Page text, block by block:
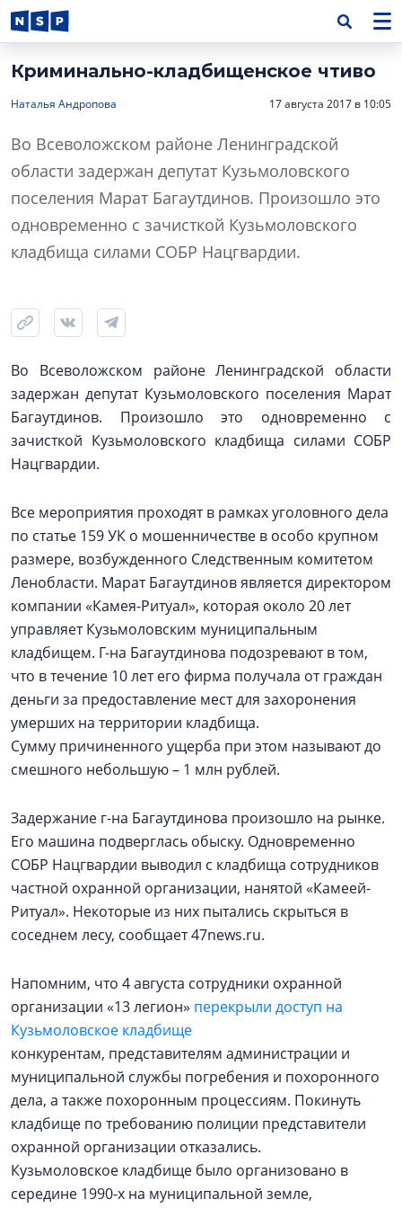
Криминально-кладбищенское чтиво
Наталья Андропова 17 августа 2017 в 10:05
Во Всеволожском районе Ленинградской
области задержан депутат Кузьмоловского
поселения Марат Багаутдинов. Произошло это
одновременно с зачисткой Кузьмоловского
кладбища силами СОБР Нацгвардии.
Во Всеволожском районе Ленинградской области
задержан депутат Кузьмоловского поселения Марат
Багаутдинов. Произошло это одновременно с
зачисткой Кузьмоловского кладбища силами СОБР
Нацгвардии.
Все мероприятия проходят в рамках уголовного дела
по статье 159 УК о мошенничестве в особо крупном
размере, возбужденного Следственным комитетом
Ленобласти. Марат Багаутдинов является директором
компании «Камея-Ритуал», которая около 20 лет
управляет Кузьмоловским муниципальным
кладбищем. Г-на Багаутдинова подозревают в том,
что в течение 10 лет его фирма получала от граждан
деньги за предоставление мест для захоронения
умерших на территории кладбища.
Сумму причиненного ущерба при этом называют до
смешного небольшую – 1 млн рублей.
Задержание г-на Багаутдинова произошло на рынке.
Его машина подверглась обыску. Одновременно
СОБР Нацгвардии выводил с кладбища сотрудников
частной охранной организации, нанятой «Камеей-
Ритуал». Некоторые из них пытались скрыться в
соседнем лесу, сообщает 47news.ru.
Напомним, что 4 августа сотрудники охранной
организации «13 легион» перекрыли доступ на
Кузьмоловское кладбище
конкурентам, представителям администрации и
муниципальной службы погребения и похоронного
дела, а также похоронным процессиям. Покинуть
кладбище по требованию полиции представители
охранной организации отказались.
Кузьмоловское кладбище было организовано в
середине 1990-х на муниципальной земле,